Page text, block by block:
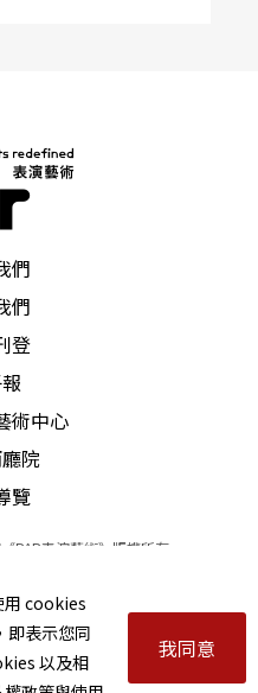
們
們
登
術中心
院
覽
PAR表演藝術》版權所有
All Rights Reserved
00973926
動應以主辦單位公告為準。
聲明｜著作權聲明
用 cookies
即表示您同
以及相
我同意